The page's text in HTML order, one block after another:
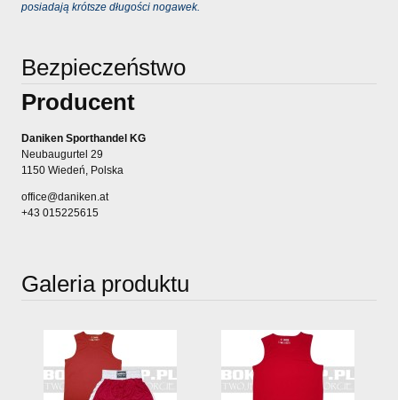
posiadają krótsze długości nogawek.
Bezpieczeństwo
Producent
Daniken Sporthandel KG
Neubaugurtel 29
1150 Wiedeń, Polska
office@daniken.at
+43 015225615
Galeria produktu